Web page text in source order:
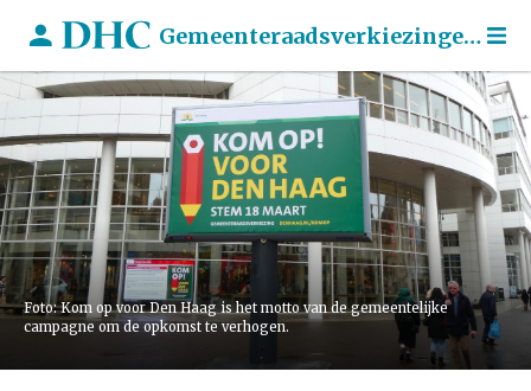
Gemeenteraadsverkiezingen 2026
Foto: Kom op voor Den Haag is het motto van de gemeentelijke
campagne om de opkomst te verhogen.